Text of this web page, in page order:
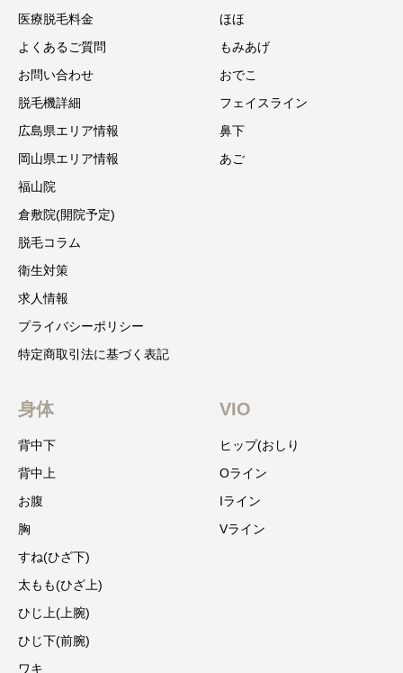
医療脱毛料金
よくあるご質問
お問い合わせ
脱毛機詳細
広島県エリア情報
岡山県エリア情報
福山院
倉敷院(開院予定)
脱毛コラム
衛生対策
求人情報
プライバシーポリシー
特定商取引法に基づく表記
ほほ
もみあげ
おでこ
フェイスライン
鼻下
あご
身体
背中下
背中上
お腹
胸
すね(ひざ下)
太もも(ひざ上)
ひじ上(上腕)
ひじ下(前腕)
ワキ
VIO
ヒップ(おしり
Oライン
Iライン
Vライン